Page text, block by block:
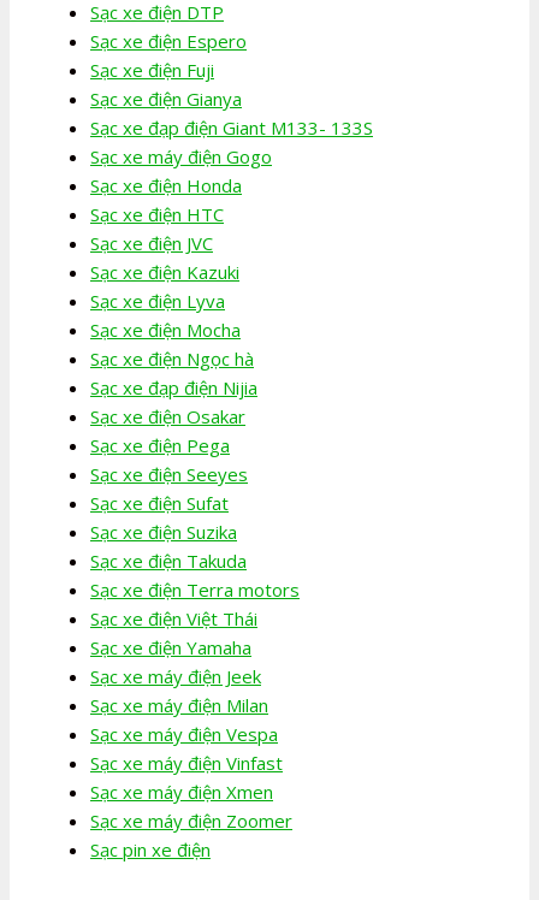
Sạc xe điện DTP
Sạc xe điện Espero
Sạc xe điện Fuji
Sạc xe điện Gianya
Sạc xe đạp điện Giant M133- 133S
Sạc xe máy điện Gogo
Sạc xe điện Honda
Sạc xe điện HTC
Sạc xe điện JVC
Sạc xe điện Kazuki
Sạc xe điện Lyva
Sạc xe điện Mocha
Sạc xe điện Ngọc hà
Sạc xe đạp điện Nijia
Sạc xe điện Osakar
Sạc xe điện Pega
Sạc xe điện Seeyes
Sạc xe điện Sufat
Sạc xe điện Suzika
Sạc xe điện Takuda
Sạc xe điện Terra motors
Sạc xe điện Việt Thái
Sạc xe điện Yamaha
Sạc xe máy điện Jeek
Sạc xe máy điện Milan
Sạc xe máy điện Vespa
Sạc xe máy điện Vinfast
Sạc xe máy điện Xmen
Sạc xe máy điện Zoomer
Sạc pin xe điện